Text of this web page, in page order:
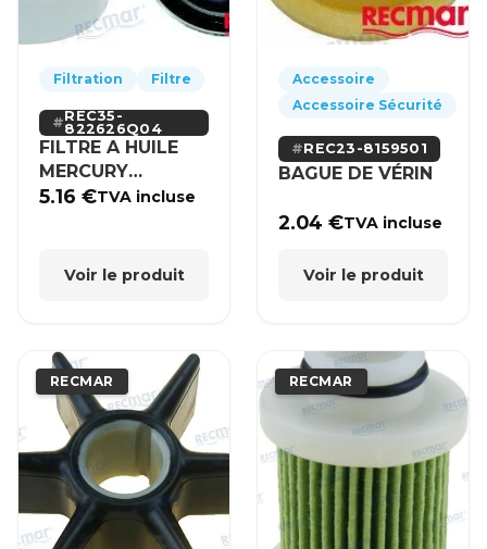
Filtration Filtre
REC35-
822626Q04
FILTRE A HUILE
MERCURY
MERCRUISER
5.16€TVA incluse
Voir le produit
Accessoire
Accessoire Sécurité
REC23-8159501
BAGUE DE VÉRIN
2.04€TVA incluse
Voir le produit
RECMAR RECMAR